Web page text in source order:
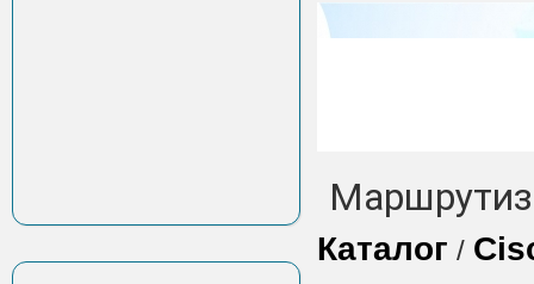
Каталог /